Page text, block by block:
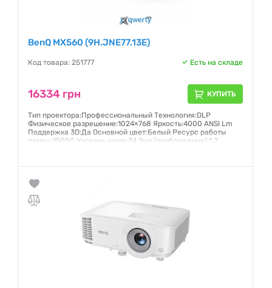
BenQ MX560 (9H.JNE77.13E)
Код товара: 251777 Есть на складе
16334 грн КУПИТЬ
Тип проектора:Профессиональный Технология:DLP
Физическое разрешение:1024×768 Яркость:4000 ANSI Lm
Поддержка 3D:Да Основной цвет:Белый Ресурс работы
лампы:15000 Уровень шума:34 Зум (приближение):1.2